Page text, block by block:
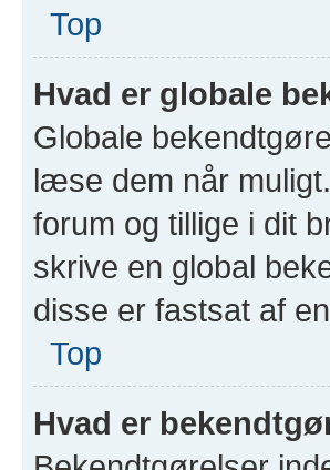
Top
Hvad er globale
Globale
læse dem når
forum og tillige i dit
skrive en global
disse er fastsat af
Top
Hvad er